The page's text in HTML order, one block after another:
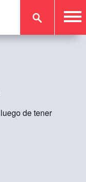
de tener